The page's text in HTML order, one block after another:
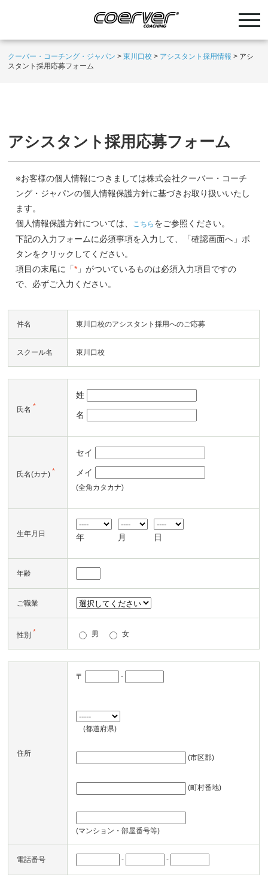
クーバー・コーチング・ジャパン >東川口校 > アシスタント採用情報 > アシ
スタント採用応募フォーム
アシスタント採用応募フォーム
※お客様の個人情報につきましては株式会社クーバー・コーチ
ング・ジャパンの個人情報保護方針に基づきお取り扱いいたし
ます。
個人情報保護方針については、
こちら をご参照ください。
下記の入力フォームに必須事項を入力して、「確認画面へ」ボ
タンをクリックしてください。
項目の末尾に「* 」がついているものは必須入力項目ですの
で、必ずご入力ください。
件名 東川口校のアシスタント採用へのご応募
スクール名 東川口校
氏名 *
姓
名
氏名(カナ) *
セイ
メイ
(全角カタカナ)
生年月日 年 月 日
年齢
ご職業
性別 * 男 女
住所
〒 -
(都道府県)
(市区郡)
(町村番地)
(マンション・部屋番号等)
電話番号 - -